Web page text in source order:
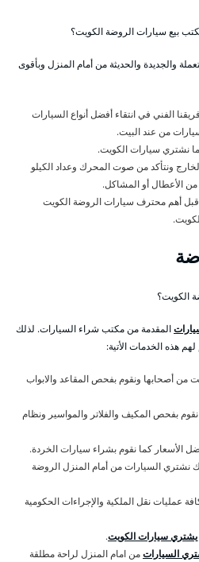
بيع سيارات الروضة الكويت؟
والجديدة والحديثة من أمام المنزل وبأقوى
الفني في انتقاء أفضل أنواع السيارات
من عند البيت.
نشتري سيارات الكويت.
ونتأكد من صوت المحرك وعداد الكيلو
الأعطال أو المشاكل.
قبل أهم محترف سيارات الروضة الكويت
الكويت؟
المقدمة من مكتب شراء السيارات. لذلك
هذه الخدمات الأتية:
أصحابها ونقوم بفحص المقاعد والابواب
بفحص المكيف والفلاتر والمواسير ونظام
الأسعار كما نقوم بشراء سيارات الخردة.
نشتري السيارات من أمام المنزل الروضة
عمليات نقل الملكية والإجراءات الحكومية
يشتري سيارات الكويت.
السياراتمن امام المنزل لراحة مطلقة